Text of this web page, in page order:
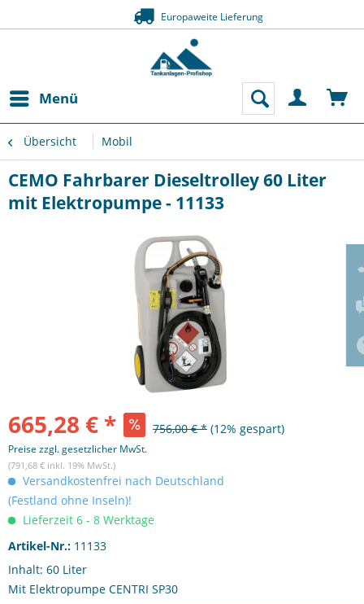
Menü
Übersicht Mobil
CEMO Fahrbarer Dieseltrolley 60 Liter
mit Elektropumpe - 11133
665,28 € * 756,00 € * (12% gespart)
Preise zzgl. gesetzlicher MwSt.
(791,68 € inkl. 19% MwSt.)
Versandkostenfrei nach Deutschland
(Festland ohne Inseln)!
Lieferzeit 6 - 8 Werktage
Artikel-Nr.: 11133
Inhalt: 60 Liter
Mit Elektropumpe CENTRI SP30